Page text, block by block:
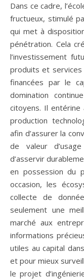
Dans ce cadre,
fructueux, stimulé
qui met à
pénétration. Cela
l’investissement
produits et
financées par le
domination
citoyens. Il entérine
production
afin d’assurer la
de valeur
d’asservir
en possession du
occasion, les
collecte de
seulement une
marché aux
informations
utiles au capital
et pour mieux
le projet